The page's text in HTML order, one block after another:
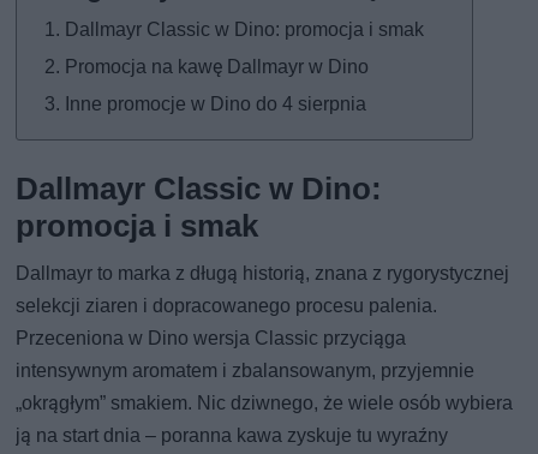
Dallmayr Classic w Dino: promocja i smak
Promocja na kawę Dallmayr w Dino
Inne promocje w Dino do 4 sierpnia
Dallmayr Classic w Dino:
promocja i smak
Dallmayr to marka z długą historią, znana z rygorystycznej
selekcji ziaren i dopracowanego procesu palenia.
Przeceniona w Dino wersja Classic przyciąga
intensywnym aromatem i zbalansowanym, przyjemnie
„okrągłym” smakiem. Nic dziwnego, że wiele osób wybiera
ją na start dnia – poranna kawa zyskuje tu wyraźny